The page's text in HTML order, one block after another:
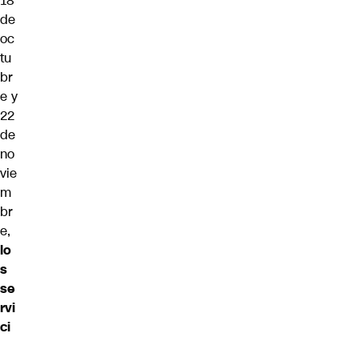
de
oc
tu
br
e y
22
de
no
vie
m
br
e,
lo
s
se
rvi
ci